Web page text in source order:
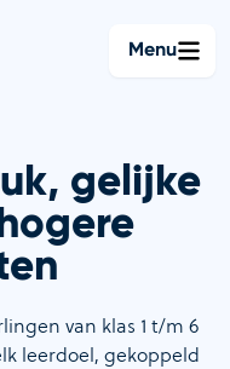
Menu
gelijke
van klas 1 t/m 6
leerdoel, gekoppeld